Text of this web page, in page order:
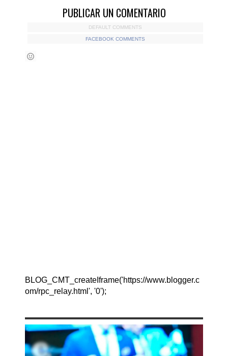
PUBLICAR UN COMENTARIO
DEFAULT COMMENTS
FACEBOOK COMMENTS
BLOG_CMT_createIframe('https://www.blogger.c
om/rpc_relay.html', '0');